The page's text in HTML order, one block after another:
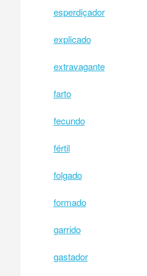
esperdiçador
explicado
extravagante
farto
fecundo
fértil
folgado
formado
garrido
gastador